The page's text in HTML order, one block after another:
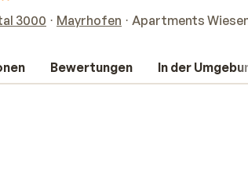
3000 Mayrhofen Apartments
Bewertungen In der